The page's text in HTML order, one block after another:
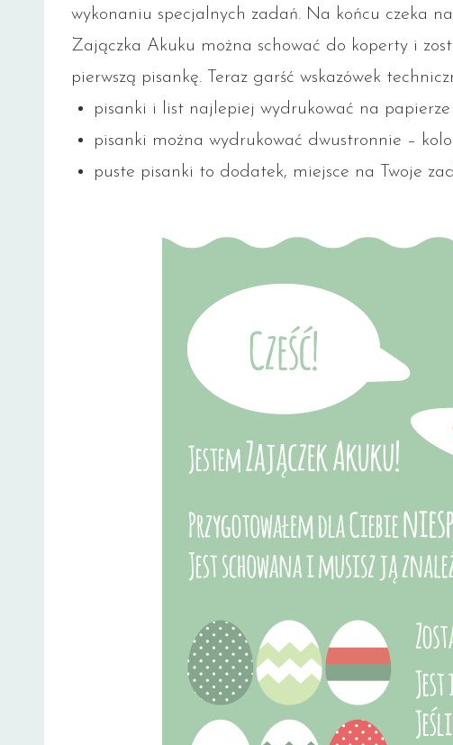
wykonaniu specjalnych zadań. Na końcu czeka
Zajączka Akuku można schować do koperty i
pierwszą pisankę. Teraz garść wskazówek
pisanki i list najlepiej wydrukować na
pisanki można wydrukować dwustronnie –
puste pisanki to dodatek, miejsce na Twoje